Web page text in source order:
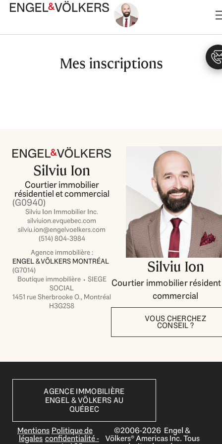
Aller
Mes inscriptions
Silviu Ion
Courtier immobilier
résidentiel et commercial
(G0940)
Silviu Ion Immobilier Inc.
silviuion.evquebec.com
silviu.ion@engelvoelkers.com
(514) 804-3984
Agence immobilière :
ENGEL & VÖLKERS MONTRÉAL
(G7014)
Boutique immobilière ⬩ SIEGE
SOCIAL
1451 rue Sherbrooke O., Montréal
H3G2S8
Silviu Ion
Courtier immobilier
commercial
VOUS CHERCHEZ
CONSEIL ?
AGENCE IMMOBILIÈRE
ENGEL & VÖLKERS AU
QUÉBEC
Mentions
légales
Politique de
confidentialité -
©2006-2026 Engel &
Völkers® Americas Inc. Tous